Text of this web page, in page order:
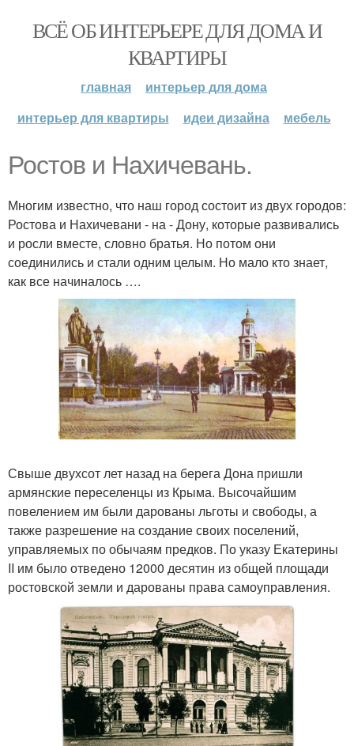
ВСЁ ОБ ИНТЕРЬЕРЕ ДЛЯ ДОМА И
КВАРТИРЫ
главная
интерьер для дома
интерьер для квартиры
идеи дизайна мебель
Ростов и Нахичевань.
Многим известно, что наш город состоит из двух городов:
Ростова и Нахичевани - на - Дону, которые развивались
и росли вместе, словно братья. Но потом они
соединились и стали одним целым. Но мало кто знает,
как все начиналось ….
Свыше двухсот лет назад на берега Дона пришли
армянские переселенцы из Крыма. Высочайшим
повелением им были дарованы льготы и свободы, а
также разрешение на создание своих поселений,
управляемых по обычаям предков. По указу Екатерины
II им было отведено 12000 десятин из общей площади
ростовской земли и дарованы права самоуправления.